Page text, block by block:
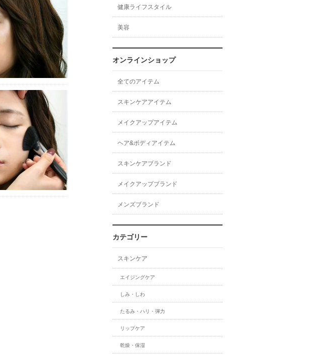
健康ライフスタイル
美容
オンラインショップ
全てのアイテム
スキンケアアイテム
メイクアップアイテム
ヘア&ボディアイテム
スキンケアブランド
メイクアップブランド
メンズブランド
カテゴリー
スキンケア
エイジングケア
しみ・しわ
たるみ・ハリ・弾力
リップケア
乾燥・保湿